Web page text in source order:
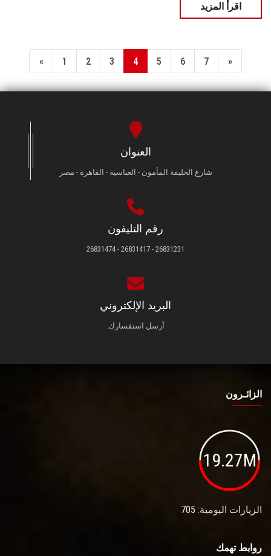
اقرأ المزيد
« 1 2 3 4 5 6 7 »
العنوان
شارع الخليفة المأمون - العباسية - القاهرة - مصر
رقم التليفون
26831231 - 26831417 - 26831474
البريد الإلكتروني
أرسل استفسارك.
الزائـرون
19.27M
الزيارات اليومية: 705
روابط تهمك